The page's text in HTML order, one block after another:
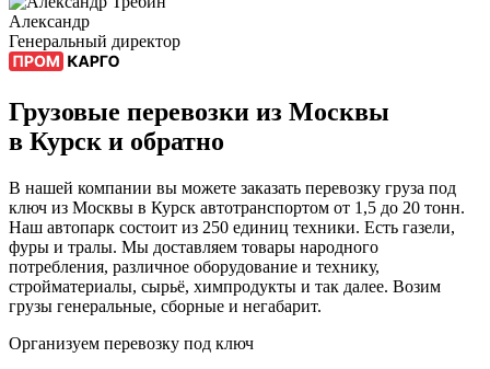
Александр
Генеральный директор
Грузовые перевозки из Москвы
в Курск и обратно
В нашей компании вы можете заказать перевозку груза под
ключ из Москвы в Курск автотранспортом от 1,5 до 20 тонн.
Наш автопарк состоит из 250 единиц техники. Есть газели,
фуры и тралы. Мы доставляем товары народного
потребления, различное оборудование и технику,
стройматериалы, сырьё, химпродукты и так далее. Возим
грузы генеральные, сборные и негабарит.
Организуем перевозку под ключ